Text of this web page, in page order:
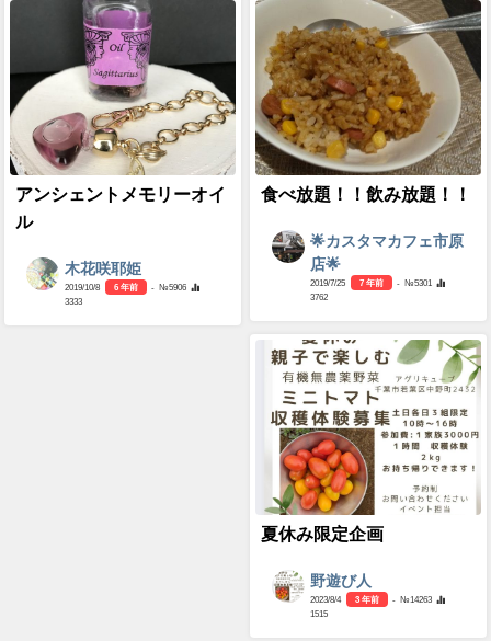
アンシェントメモリーオイ
ル
木花咲耶姫
2019/10/8 6 年前
- №5906
3333
食べ放題！！飲み放題！！
🌟カスタマカフェ市原
店🌟
2019/7/25 7 年前
- №5301
3762
夏休み限定企画
野遊び人
2023/8/4 3 年前
- №14263
1515